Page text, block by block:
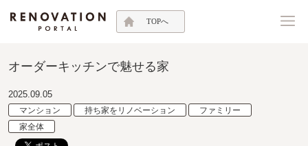
TOPへ
オーダーキッチンで魅せる家
2025.09.05
マンション 持ち家をリノベーション
ファミリー
家全体